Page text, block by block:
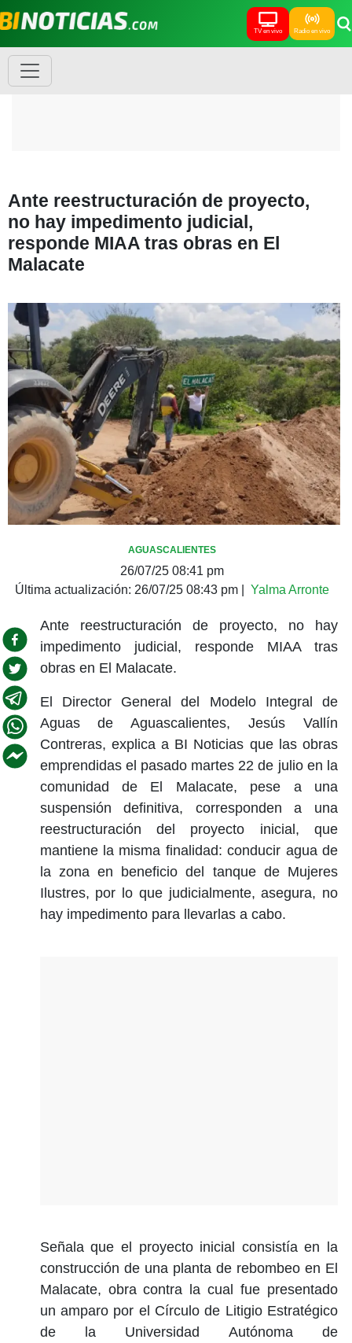
TV en vivo Radio en vivo
Ante reestructuración de proyecto,
no hay impedimento judicial,
responde MIAA tras obras en El
Malacate
AGUASCALIENTES
26/07/25 08:41 pm
Última actualización: 26/07/25 08:43 pm Yalma Arronte
Ante reestructuración de proyecto, no hay
impedimento judicial, responde MIAA tras
obras en El Malacate.
El Director General del Modelo Integral de
Aguas de Aguascalientes, Jesús Vallín
Contreras, explica a BI Noticias que las obras
emprendidas el pasado martes 22 de julio en la
comunidad de El Malacate, pese a una
suspensión definitiva, corresponden a una
reestructuración del proyecto inicial, que
mantiene la misma finalidad: conducir agua de
la zona en beneficio del tanque de Mujeres
Ilustres, por lo que judicialmente, asegura, no
hay impedimento para llevarlas a cabo.
Señala que el proyecto inicial consistía en la
construcción de una planta de rebombeo en El
Malacate, obra contra la cual fue presentado
un amparo por el Círculo de Litigio Estratégico
de la Universidad Autónoma de